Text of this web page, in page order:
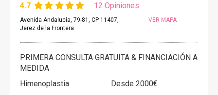
4.7 12 Opiniones
Avenida Andalucía, 79-81, CP 11407,
Jerez de la Frontera
VER MAPA
PRIMERA CONSULTA GRATUITA & FINANCIACIÓN A
MEDIDA
Himenoplastia
Desde 2000€